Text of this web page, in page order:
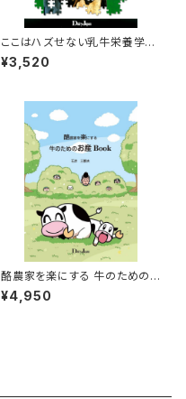
ここはハズせない乳牛栄養学～
乳牛の科学～1
¥3,520
酪農家を楽にする 牛のための
お産Book
¥4,950